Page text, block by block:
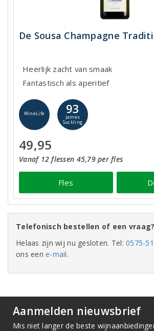
De Sousa Champagne
Heerlijk zacht van smaak
Fantastisch als aperitief
WineLife 93
James
Suckling
49,95
Vanaf 12 flessen 45,79 per fles
Fles
Telefonisch bestellen of een vraag?
Helaas zijn wij nu gesloten. Tel:0575-
ons eene-mail.
Aanmelden nieuwsbrief
Mis niet langer de beste